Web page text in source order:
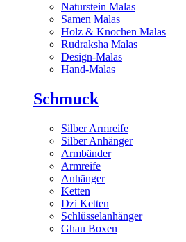
Naturstein Malas
Samen Malas
Holz & Knochen Malas
Rudraksha Malas
Design-Malas
Hand-Malas
Schmuck
Silber Armreife
Silber Anhänger
Armbänder
Armreife
Anhänger
Ketten
Dzi Ketten
Schlüsselanhänger
Ghau Boxen